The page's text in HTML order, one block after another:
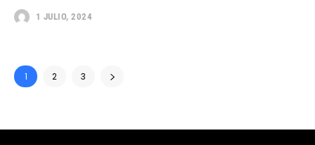
1 JULIO, 2024
1 2 3